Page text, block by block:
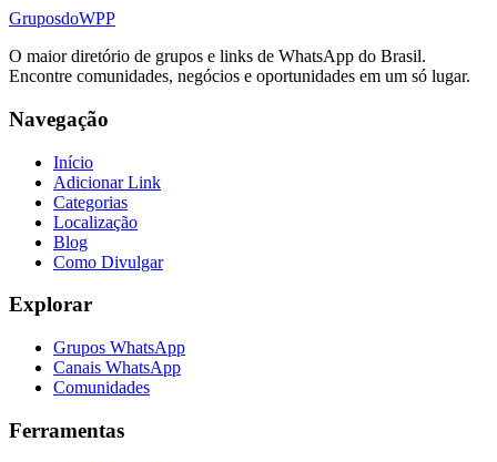
GruposdoWPP
O maior diretório de grupos e links de WhatsApp do Brasil.
Encontre comunidades, negócios e oportunidades em um só lugar.
Navegação
Início
Adicionar Link
Categorias
Localização
Blog
Como Divulgar
Explorar
Grupos WhatsApp
Canais WhatsApp
Comunidades
Ferramentas